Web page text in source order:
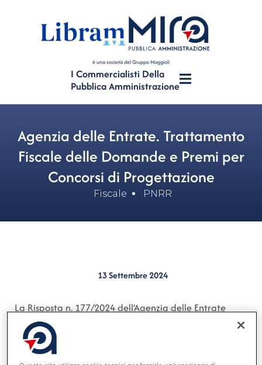
è una società del Gruppo Maggioli
I Commercialisti Della
Pubblica Amministrazione
Agenzia delle Entrate. Trattamento
Fiscale delle Domande e Premi per
Concorsi di Progettazione
Fiscale PNRR
13 Settembre 2024
La Risposta n. 177/2024 dell’Agenzia delle Entrate
chiarisce il trattamento fiscale applicabile alle
domande e ai premi relativi ai concorsi di
progettazione in due gradi, regolati dal Codice dei